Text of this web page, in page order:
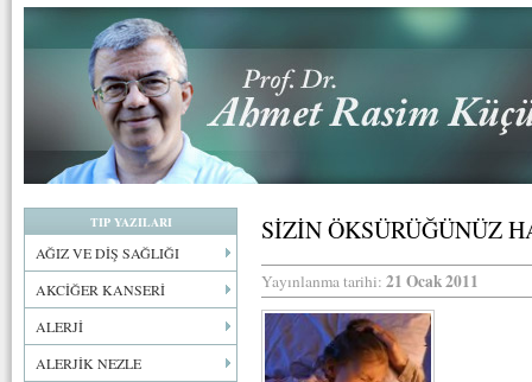
TIP YAZILARI
AĞIZ VE DİŞ SAĞLIĞI
AKCİĞER KANSERİ
ALERJİ
ALERJİK NEZLE
SİZİN ÖKSÜRÜĞÜNÜZ
Yayınlanma tarihi: 21 Ocak 2011